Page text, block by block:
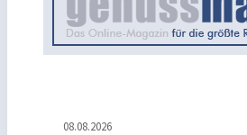
08.08.2026